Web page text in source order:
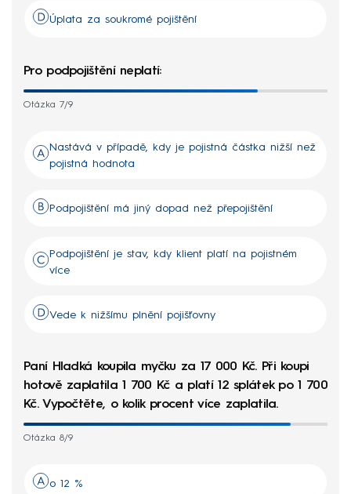
Úplata za soukromé pojištění
Pro podpojištění neplatí:
Otázka 7/9
Nastává v případě, kdy je pojistná částka nižší než
pojistná hodnota
Podpojištění má jiný dopad než přepojištění
Podpojištění je stav, kdy klient platí na pojistném
více
Vede k nižšímu plnění pojišťovny
Paní Hladká koupila myčku za 17 000 Kč. Při koupi
hotově zaplatila 1 700 Kč a platí 12 splátek po 1 700
Kč. Vypočtěte, o kolik procent více zaplatila.
Otázka 8/9
o 12 %